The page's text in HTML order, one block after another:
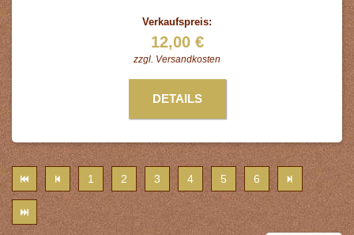
Verkaufspreis:
12,00 €
zzgl. Versandkosten
DETAILS
1 2 3 4 5 6